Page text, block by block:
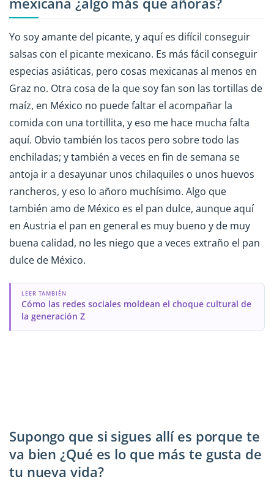
Yo soy amante del picante, y aquí es difícil conseguir
salsas con el picante mexicano. Es más fácil conseguir
especias asiáticas, pero cosas mexicanas al menos en
Graz no. Otra cosa de la que soy fan son las tortillas de
maíz, en México no puede faltar el acompañar la
comida con una tortillita, y eso me hace mucha falta
aquí. Obvio también los tacos pero sobre todo las
enchiladas; y también a veces en fin de semana se
antoja ir a desayunar unos chilaquiles o unos huevos
rancheros, y eso lo añoro muchísimo. Algo que
también amo de México es el pan dulce, aunque aquí
en Austria el pan en general es muy bueno y de muy
buena calidad, no les niego que a veces extraño el pan
dulce de México.
LEER TAMBIÉN
Cómo las redes sociales moldean el choque cultural de
la generación Z
Supongo que si sigues allí es porque te
va bien ¿Qué es lo que más te gusta de
tu nueva vida?